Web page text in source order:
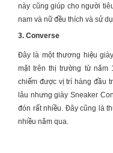
này cũng giúp cho người
nam và nữ đều thích và sử
3. Converse
Đây là một thương hiệu
mặt trên thị trường từ năm
chiếm được vị trí hàng đầu
lâu nhưnggiày Sneaker
đón rất nhiều. Đây cũng là
nhiều năm qua.